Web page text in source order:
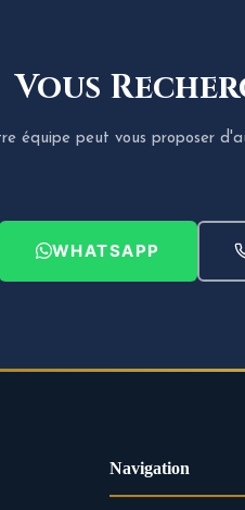
Vous
équipe peut vous proposer
WHATSAPP
Navigation